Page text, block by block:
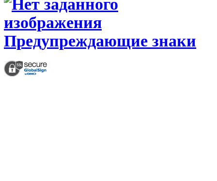
Предупреждающие знаки